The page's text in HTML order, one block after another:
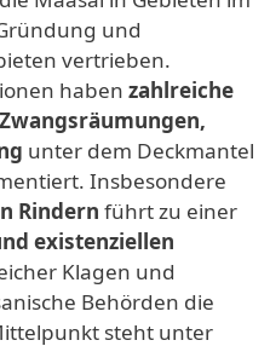
und
vertrieben.
haben zahlreiche
unter dem Deckmantel
Insbesondere
Rindern führt zu einer
existenziellen
Klagen und
Behörden die
steht unter